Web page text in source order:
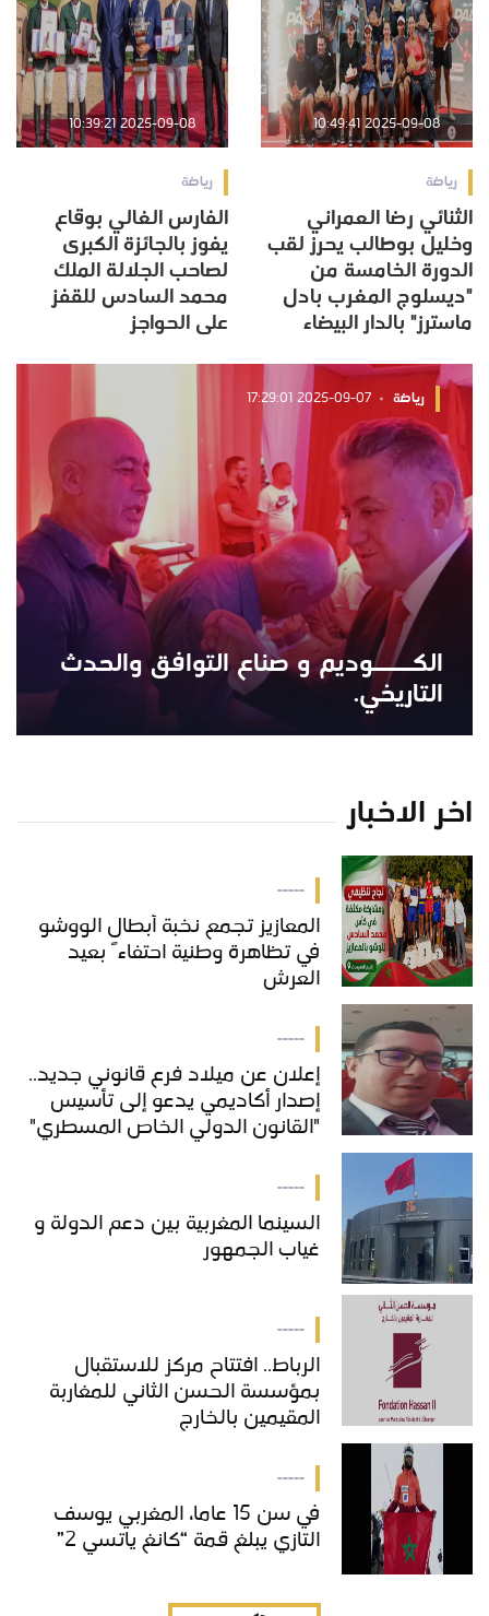
2025-09-08 10:49:41
رياضة
الثنائي رضا العمراني
وخليل بوطالب يحرز لقب
الدورة الخامسة من
"ديسلوج المغرب بادل
ماسترز" بالدار البيضاء
2025-09-08 10:39:21
رياضة
الفارس الغالي بوقاع
يفوز بالجائزة الكبرى
لصاحب الجلالة الملك
محمد السادس للقفز
على الحواجز
رياضة 2025-09-07 17:29:01
الكــــوديم و صناع التوافق والحدث
التاريخي.
اخر الاخبار
-----
المعازيز تجمع نخبة أبطال الووشو
في تظاهرة وطنية احتفاءً بعيد
العرش
-----
إعلان عن ميلاد فرع قانوني جديد..
إصدار أكاديمي يدعو إلى تأسيس
"القانون الدولي الخاص المسطري"
-----
السينما المغربية بين دعم الدولة و
غياب الجمهور
-----
الرباط.. افتتاح مركز للاستقبال
بمؤسسة الحسن الثاني للمغاربة
المقيمين بالخارج
-----
في سن 15 عاما، المغربي يوسف
التازي يبلغ قمة “كانغ ياتسي 2”